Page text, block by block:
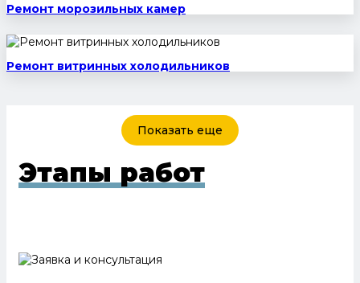
Ремонт морозильных камер
Ремонт витринных холодильников
Показать еще
Этапы работ